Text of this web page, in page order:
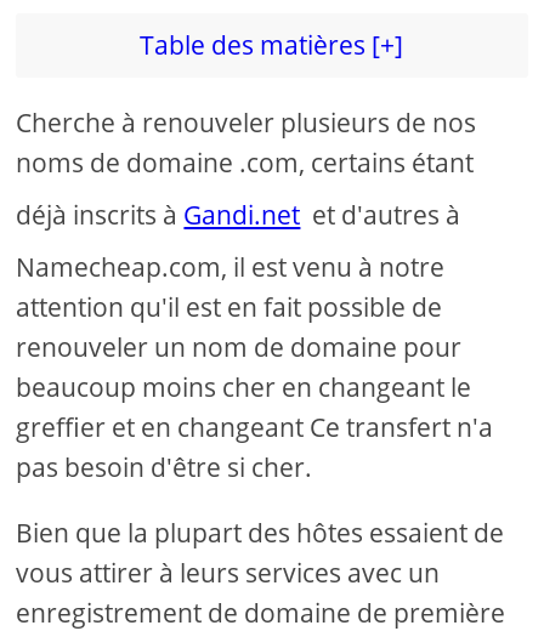
o
Table des matières [+]
Cherche à renouveler plusieurs de nos
noms de domaine .com, certains étant
déjà inscrits à Gandi.net et d'autres à
Namecheap.com, il est venu à notre
attention qu'il est en fait possible de
renouveler un nom de domaine pour
beaucoup moins cher en changeant le
greffier et en changeant Ce transfert n'a
pas besoin d'être si cher.
Bien que la plupart des hôtes essaient de
vous attirer à leurs services avec un
enregistrement de domaine de première